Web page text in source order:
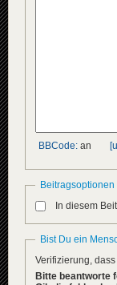
BBCode: an
Beitragsoptionen
In diesem
Bist Du ein
Verifizierung,
Bitte beantworte